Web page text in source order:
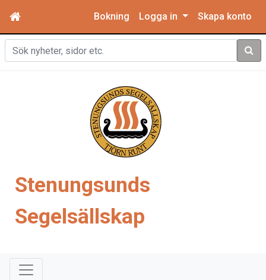
Bokning Logga in Skapa konto
Sök
Stenungsunds
Segelsällskap